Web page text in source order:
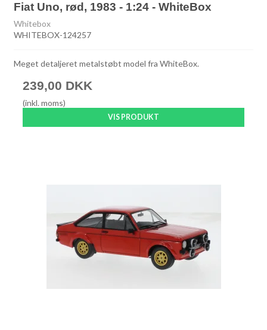
Fiat Uno, rød, 1983 - 1:24 - WhiteBox
Whitebox
WHITEBOX-124257
Meget detaljeret metalstøbt model fra WhiteBox.
239,00 DKK
(inkl. moms)
VIS PRODUKT